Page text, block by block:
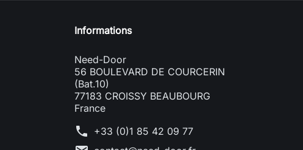
Informations
Need-Door
56 BOULEVARD DE COURCERIN
(Bat.10)
77183 CROISSY BEAUBOURG
France
phone +33 (0)1 85 42 09 77